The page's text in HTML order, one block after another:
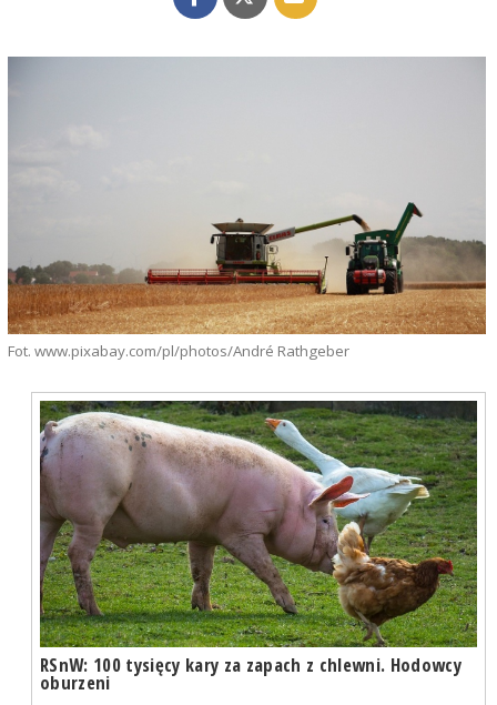
Fot. www.pixabay.com/pl/photos/André Rathgeber
RSnW: 100 tysięcy kary za zapach z chlewni. Hodowcy
oburzeni